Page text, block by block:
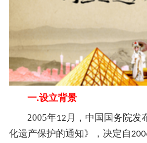
一.设立背景
2005年12 月，中国国务院发
化遗产保护的通知》，决定自